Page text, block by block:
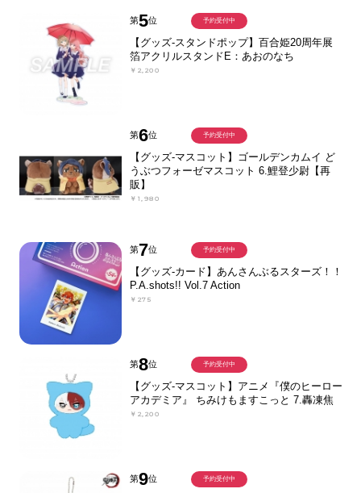
第5位
【グッズ-スタンドポップ】百合姫20周年展
箔アクリルスタンドE：あおのなち
￥2,200
予約受付中
第6位
【グッズ-マスコット】ゴールデンカムイ ど
うぶつフォーゼマスコット 6.鯉登少尉【再
販】
￥1,980
予約受付中
第7位
【グッズ-カード】あんさんぶるスターズ！！
P.A.shots!! Vol.7 Action
￥275
予約受付中
第8位
【グッズ-マスコット】アニメ『僕のヒーロー
アカデミア』 ちみけもますこっと 7.轟凍焦
￥2,200
予約受付中
第9位 予約受付中